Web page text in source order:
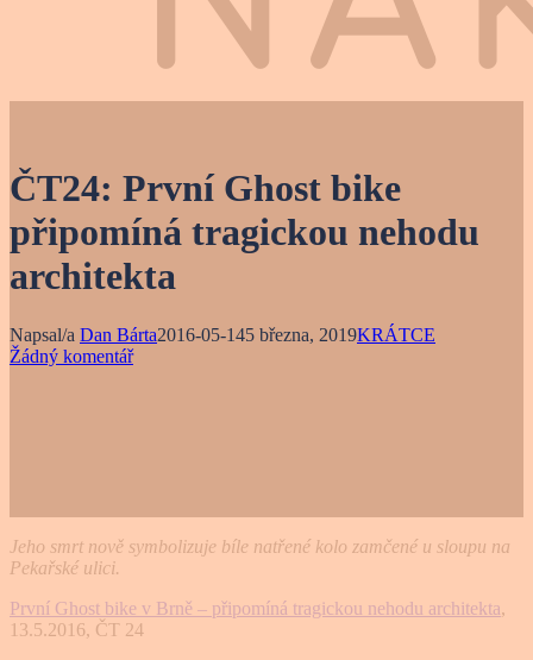
ČT24: První Ghost bike
připomíná tragickou nehodu
architekta
Napsal/a Dan Bárta2016-05-145 března, 2019KRÁTCE
Žádný komentář
Jeho smrt nově symbolizuje bíle natřené kolo zamčené u sloupu na
Pekařské ulici.
První Ghost bike v Brně – připomíná tragickou nehodu architekta,
13.5.2016, ČT 24